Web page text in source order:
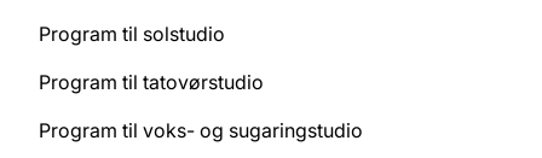
Program til solstudio
Program til tatovørstudio
Program til voks- og sugaringstudio